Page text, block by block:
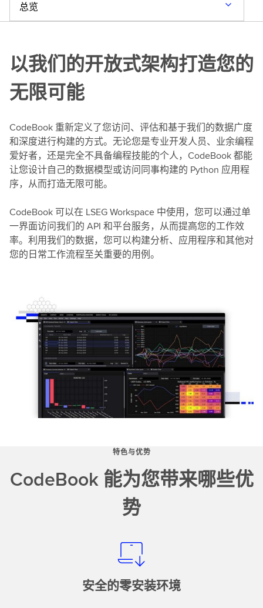
总览
以我们的开放式架构打造您的
无限可能
CodeBook 重新定义了您访问、评估和基于我们的数据广度
和深度进行构建的方式。无论您是专业开发人员、业余编程
爱好者，还是完全不具备编程技能的个人，CodeBook 都能
让您设计自己的数据模型或访问同事构建的 Python 应用程
序，从而打造无限可能。
CodeBook 可以在 LSEG Workspace 中使用，您可以通过单
一界面访问我们的 API 和平台服务，从而提高您的工作效
率。利用我们的数据，您可以构建分析、应用程序和其他对
您的日常工作流程至关重要的用例。
特色与优势
CodeBook 能为您带来哪些优
势
安全的零安装环境